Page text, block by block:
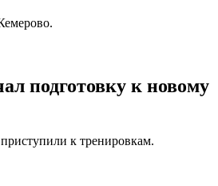
подготовку к новому
к тренировкам.